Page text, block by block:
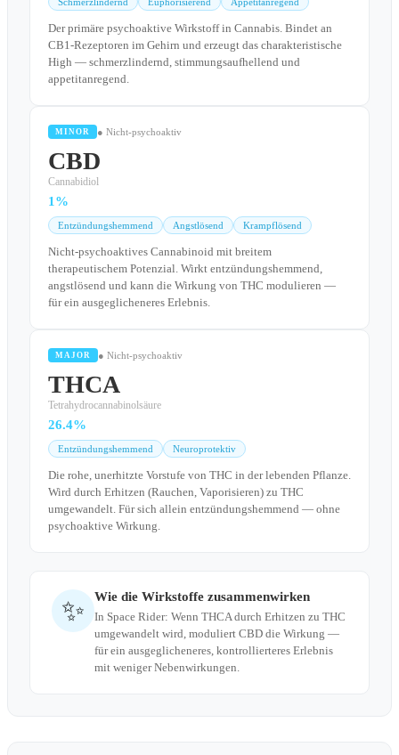
Der primäre psychoaktive Wirkstoff in Cannabis. Bindet an
CB1-Rezeptoren im Gehirn und erzeugt das charakteristische
High — schmerzlindernd, stimmungsaufhellend und
appetitanregend.
MINOR ● Nicht-psychoaktiv
CBD
Cannabidiol
1%
Entzündungshemmend Angstlösend Krampflösend
Nicht-psychoaktives Cannabinoid mit breitem
therapeutischem Potenzial. Wirkt entzündungshemmend,
angstlösend und kann die Wirkung von THC modulieren —
für ein ausgeglicheneres Erlebnis.
MAJOR ● Nicht-psychoaktiv
THCA
Tetrahydrocannabinolsäure
26.4%
Entzündungshemmend Neuroprotektiv
Die rohe, unerhitzte Vorstufe von THC in der lebenden Pflanze.
Wird durch Erhitzen (Rauchen, Vaporisieren) zu THC
umgewandelt. Für sich allein entzündungshemmend — ohne
psychoaktive Wirkung.
✨ Wie die Wirkstoffe zusammenwirken
In Space Rider: Wenn THCA durch Erhitzen zu THC
umgewandelt wird, moduliert CBD die Wirkung —
für ein ausgeglicheneres, kontrollierteres Erlebnis
mit weniger Nebenwirkungen.